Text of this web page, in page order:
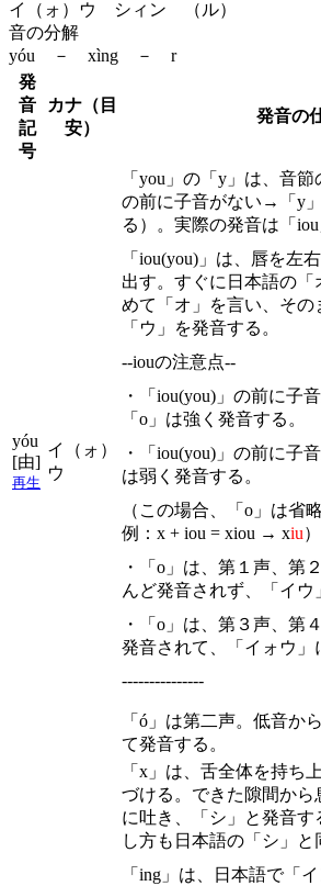
イ（ォ）ウ シィン （ル）
音の分解
yóu － xìng － r
発
音
記
号
カナ（目
安）
発音の
yóu
[由]
再生
イ（ォ）
ウ
「you」の「y」は、音
の前に子音がない→「y
る）。実際の発音は「iou
「iou(you)」は、唇を左
出す。すぐに日本語の
めて「オ」を言い、その
「ウ」を発音する。
--iouの注意点--
・「iou(you)」の前に子
「o」は強く発音する。
・「iou(you)」の前に子
は弱く発音する。
（この場合、「o」は省
例：x + iou = xiou → xiu）
・「o」は、第１声、第
んど発音されず、「イウ
・「o」は、第３声、第
発音されて、「イォウ」
---------------
「ó」は第二声。低音か
て発音する。
「x」は、舌全体を持ち
づける。できた隙間から
に吐き、「シ」と発音す
し方も日本語の「シ」と
「ing」は、日本語で「